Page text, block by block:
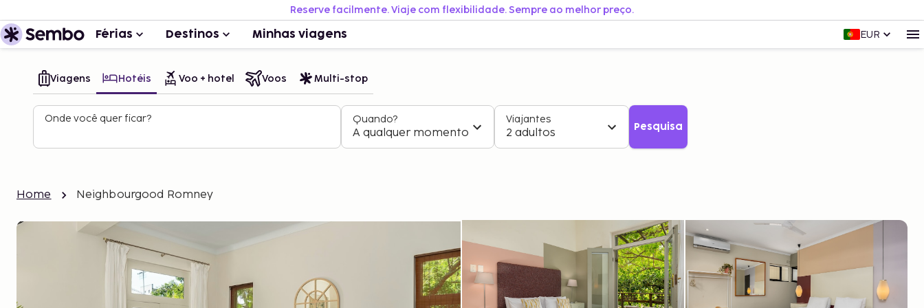
Reserve facilmente. Viaje com flexibilidade. Sempre ao melhor preço.
Férias Destinos Minhas viagens EUR
Viagens Hotéis Voo + hotel Voos Multi-stop
Onde você quer ficar? Quando?
A qualquer momento
Viajantes
2 adultos Pesquisa
Home Neighbourgood Romney